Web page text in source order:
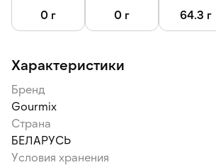
0 г 0 г 64.3 г
Характеристики
Бренд
Gourmix
Страна
БЕЛАРУСЬ
Условия хранения